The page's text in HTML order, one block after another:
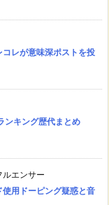
コレが意味深ポストを投
ンキング歴代まとめ
エンサー
使用ドーピング疑惑と音